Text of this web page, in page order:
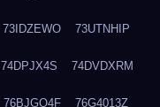
73IDZEWO 73UTNHIP
74DPJX4S 74DVDXRM
76BJGQ4F 76G4013Z